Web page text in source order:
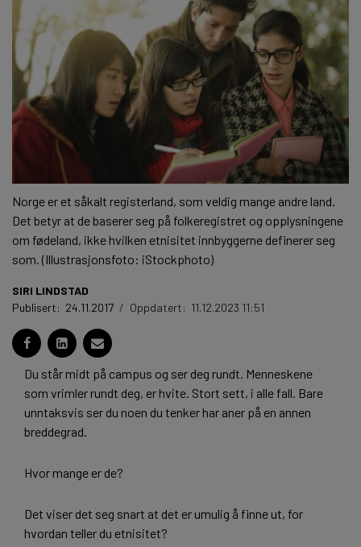
Norge er et såkalt registerland, som veldig mange andre land.
Det betyr at de baserer seg på folkeregistret og opplysningene
om fødeland, ikke hvilken etnisitet innbyggerne definerer seg
som. (Illustrasjonsfoto: iStockphoto)
SIRI LINDSTAD
Publisert: 24.11.2017 / Oppdatert: 11.12.2023 11:51
Du står midt på campus og ser deg rundt. Menneskene
som vrimler rundt deg, er hvite. Stort sett, i alle fall. Bare
unntaksvis ser du noen du tenker har aner på en annen
breddegrad.
Hvor mange er de?
Det viser det seg snart at det er umulig å finne ut, for
hvordan teller du etnisitet?